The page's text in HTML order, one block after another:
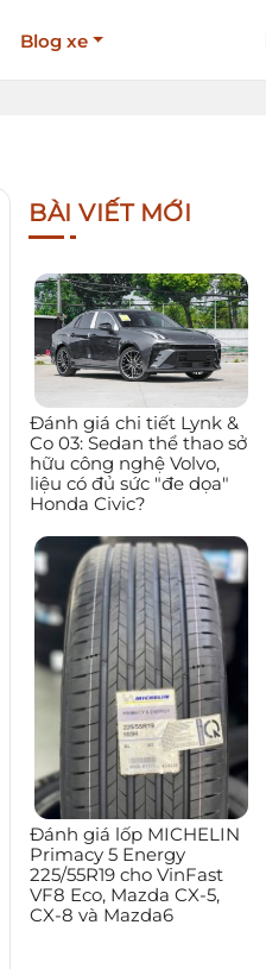
Blog xe
BÀI VIẾT MỚI
Đánh giá chi tiết Lynk &
Co 03: Sedan thể thao sở
hữu công nghệ Volvo,
liệu có đủ sức "đe dọa"
Honda Civic?
Đánh giá lốp MICHELIN
Primacy 5 Energy
225/55R19 cho VinFast
VF8 Eco, Mazda CX-5,
CX-8 và Mazda6